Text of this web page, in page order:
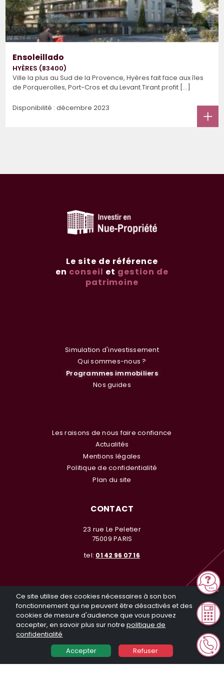
Ensoleillado
HYÈRES (83400)
Ville la plus au Sud de la Provence, Hyères fait face aux îles
de Porquerolles, Port-Cros et du Levant.Tirant profit [...]
Disponibilité : décembre 2023
Ce site utilise des cookies nécessaires à son bon
fonctionnement qui ne peuvent être désactivés et des
cookies de mesure d'audience que vous pouvez
accepter, en savoir plus sur notrepolitique de
confidentialité
Accepter
Refuser
Le site de référence
en conseil et gestion de
patrimoine
Simulation d'investissement
Qui sommes-nous ?
Programmes immobiliers
Nos guides
Les raisons de nous faire confiance
Actualités
Mentions légales
Politique de confidentialité
Plan du site
CONTACT
23 rue Le Peletier
75009 PARIS
tel: 01 42 96 07 16
© Investir en Nue Propriété 2026. Tous droits réservés. Toute
reproduction même partielle sans notre autorisation est interdite